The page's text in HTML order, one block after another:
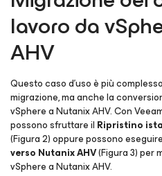
lavoro da
AHV
Questo caso d’uso è più
migrazione, ma anche la
vSphere a Nutanix AHV. Con
possono sfruttare il Ripristino
(Figura 2) oppure possono
verso Nutanix AHV(Figura 3) per
vSphere a Nutanix AHV.